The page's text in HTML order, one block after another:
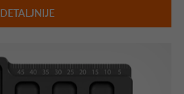
DETALJNIJE